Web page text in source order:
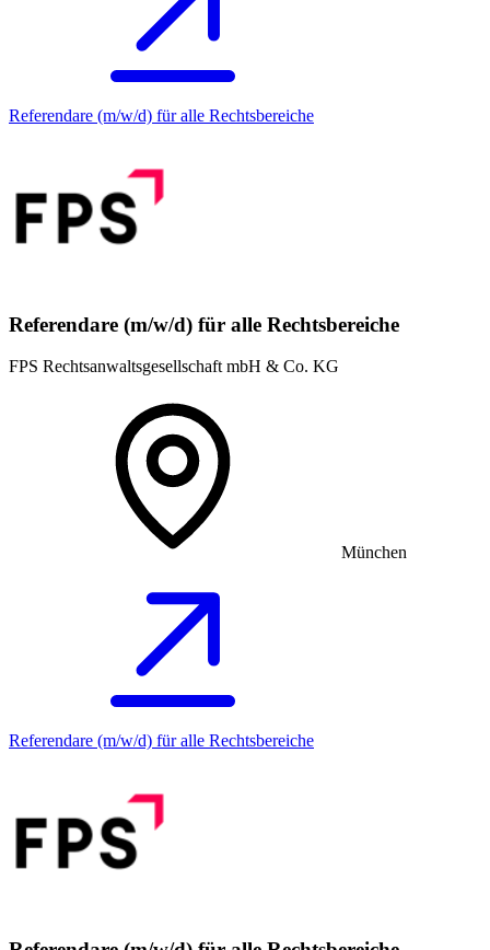
Referendare (m/w/d) für alle Rechtsbereiche
Referendare (m/w/d) für alle Rechtsbereiche
FPS Rechtsanwaltsgesellschaft mbH & Co. KG
München
Referendare (m/w/d) für alle Rechtsbereiche